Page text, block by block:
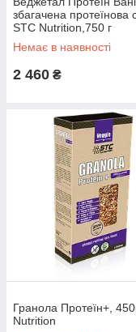
збагачена протеїнова
STC Nutrition,750 г
Немає в наявності
2 460 ₴
Гранола Протеїн+,
Nutrition